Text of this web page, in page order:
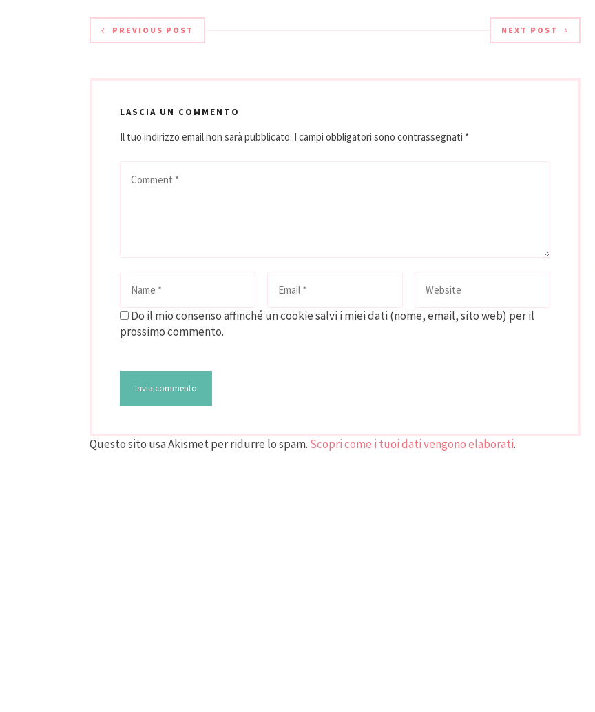
PREVIOUS POST NEXT POST
LASCIA UN COMMENTO
Il tuo indirizzo email non sarà pubblicato. I campi obbligatori sono contrassegnati *
Do il mio consenso affinché un cookie salvi i miei dati (nome, email, sito web) per il
prossimo commento.
Questo sito usa Akismet per ridurre lo spam. Scopri come i tuoi dati vengono elaborati.